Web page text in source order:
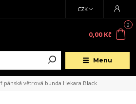
Menu
CZK
0
0,00 Kč
pánská větrová bunda Hekara Black